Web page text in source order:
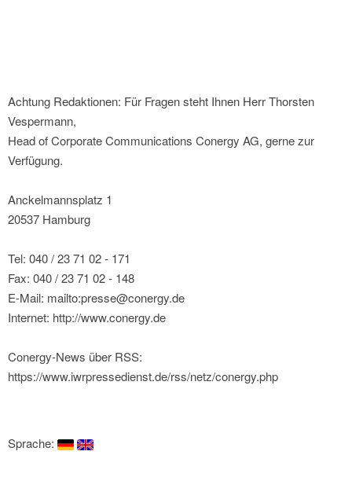
Achtung Redaktionen: Für Fragen steht Ihnen Herr Thorsten
Vespermann,
Head of Corporate Communications Conergy AG, gerne zur
Verfügung.
Anckelmannsplatz 1
20537 Hamburg
Tel: 040 / 23 71 02 - 171
Fax: 040 / 23 71 02 - 148
E-Mail: mailto:presse@conergy.de
Internet: http://www.conergy.de
Conergy-News über RSS:
https://www.iwrpressedienst.de/rss/netz/conergy.php
Sprache: